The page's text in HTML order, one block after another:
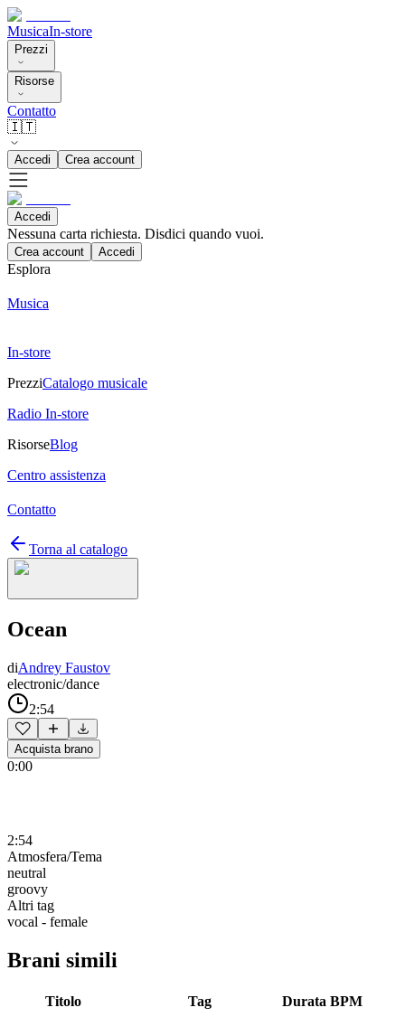
MusicaIn-store
Prezzi
Risorse
Contatto
🇮🇹
Accedi Crea account
Accedi
Nessuna carta richiesta. Disdici quando vuoi.
Crea account Accedi
Esplora
Musica
In-store
PrezziCatalogo musicale
Radio In-store
RisorseBlog
Centro assistenza
Contatto
Torna al catalogo
Ocean
diAndrey Faustov
electronic/dance
2:54
Acquista brano
0:00
2:54
Atmosfera/Tema
neutral
groovy
Altri tag
vocal - female
Brani simili
Titolo Tag Durata BPM